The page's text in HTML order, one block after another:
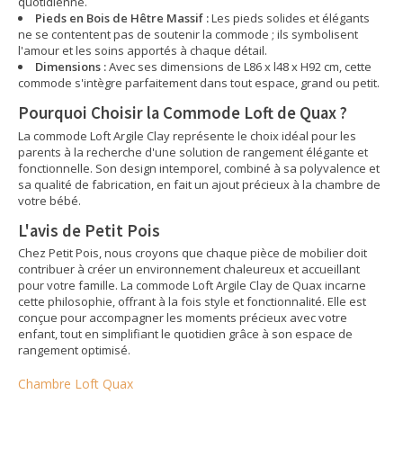
Pieds en Bois de Hêtre Massif :Les pieds solides et élégants
ne se contentent pas de soutenir la commode ; ils symbolisent
l'amour et les soins apportés à chaque détail.
Dimensions :Avec ses dimensions de L86 x l48 x H92 cm, cette
commode s'intègre parfaitement dans tout espace, grand ou petit.
Pourquoi Choisir la Commode Loft de Quax ?
La commode Loft Argile Clay représente le choix idéal pour les
parents à la recherche d'une solution de rangement élégante et
fonctionnelle. Son design intemporel, combiné à sa polyvalence et
sa qualité de fabrication, en fait un ajout précieux à la chambre de
votre bébé.
L'avis de Petit Pois
Chez Petit Pois, nous croyons que chaque pièce de mobilier doit
contribuer à créer un environnement chaleureux et accueillant
pour votre famille. La commode Loft Argile Clay de Quax incarne
cette philosophie, offrant à la fois style et fonctionnalité. Elle est
conçue pour accompagner les moments précieux avec votre
enfant, tout en simplifiant le quotidien grâce à son espace de
rangement optimisé.
Chambre Loft Quax